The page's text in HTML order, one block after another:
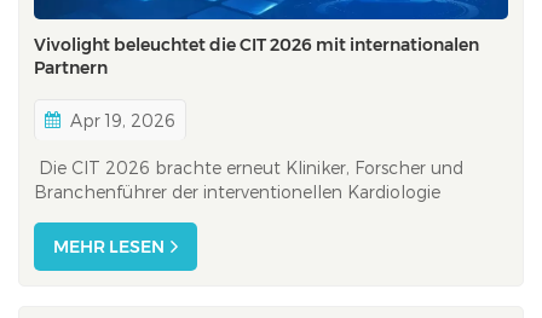
Vivolight beleuchtet die CIT 2026 mit internationalen
Partnern
Apr 19, 2026
Die CIT 2026 brachte erneut Kliniker, Forscher und
Branchenführer der interventionellen Kardiologie
Fortschritte in diesem Bereich sind global. Als eine der
einflussreichsten Plattformen für interventionelle
MEHR LESEN